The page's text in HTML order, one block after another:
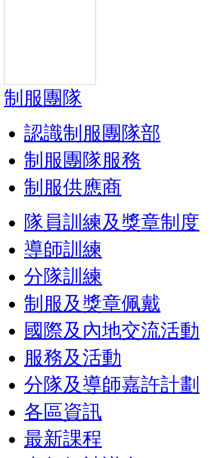
制服團隊
認識制服團隊部
制服團隊服務
制服供應商
隊員訓練及獎章制度
導師訓練
分隊訓練
制服及獎章佩戴
國際及內地交流活動
服務及活動
分隊及導師嘉許計劃
各區資訊
最新課程